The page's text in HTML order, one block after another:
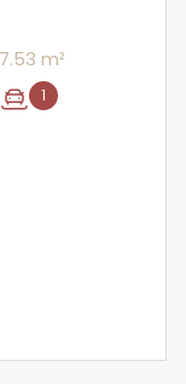
Appartement 1 pièce(s) 27.53 m²
1